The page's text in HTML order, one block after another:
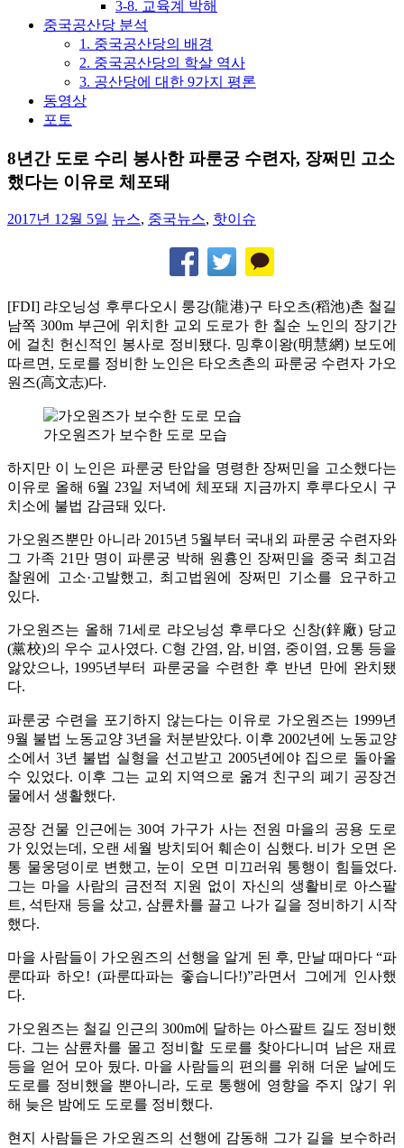
3-8. 교육계 박해
중국공산당 분석
1. 중국공산당의 배경
2. 중국공산당의 학살 역사
3. 공산당에 대한 9가지 평론
동영상
포토
8년간 도로 수리 봉사한 파룬궁 수련자, 장쩌민 고소
했다는 이유로 체포돼
2017년 12월 5일 뉴스, 중국뉴스, 핫이슈
[FDI] 랴오닝성 후루다오시 룽강(龍港)구 타오츠(稻池)촌 철길
남쪽 300m 부근에 위치한 교외 도로가 한 칠순 노인의 장기간
에 걸친 헌신적인 봉사로 정비됐다. 밍후이왕(明慧網) 보도에
따르면, 도로를 정비한 노인은 타오츠촌의 파룬궁 수련자 가오
원즈(高文志)다.
가오원즈가 보수한 도로 모습
하지만 이 노인은 파룬궁 탄압을 명령한 장쩌민을 고소했다는
이유로 올해 6월 23일 저녁에 체포돼 지금까지 후루다오시 구
치소에 불법 감금돼 있다.
가오원즈뿐만 아니라 2015년 5월부터 국내외 파룬궁 수련자와
그 가족 21만 명이 파룬궁 박해 원흉인 장쩌민을 중국 최고검
찰원에 고소·고발했고, 최고법원에 장쩌민 기소를 요구하고
있다.
가오원즈는 올해 71세로 랴오닝성 후루다오 신창(鋅廠) 당교
(黨校)의 우수 교사였다. C형 간염, 암, 비염, 중이염, 요통 등을
앓았으나, 1995년부터 파룬궁을 수련한 후 반년 만에 완치됐
다.
파룬궁 수련을 포기하지 않는다는 이유로 가오원즈는 1999년
9월 불법 노동교양 3년을 처분받았다. 이후 2002년에 노동교양
소에서 3년 불법 실형을 선고받고 2005년에야 집으로 돌아올
수 있었다. 이후 그는 교외 지역으로 옮겨 친구의 폐기 공장건
물에서 생활했다.
공장 건물 인근에는 30여 가구가 사는 전원 마을의 공용 도로
가 있었는데, 오랜 세월 방치되어 훼손이 심했다. 비가 오면 온
통 물웅덩이로 변했고, 눈이 오면 미끄러워 통행이 힘들었다.
그는 마을 사람의 금전적 지원 없이 자신의 생활비로 아스팔
트, 석탄재 등을 샀고, 삼륜차를 끌고 나가 길을 정비하기 시작
했다.
마을 사람들이 가오원즈의 선행을 알게 된 후, 만날 때마다 “파
룬따파 하오! (파룬따파는 좋습니다!)”라면서 그에게 인사했
다.
가오원즈는 철길 인근의 300m에 달하는 아스팔트 길도 정비했
다. 그는 삼륜차를 몰고 정비할 도로를 찾아다니며 남은 재료
등을 얻어 모아 뒀다. 마을 사람들의 편의를 위해 더운 날에도
도로를 정비했을 뿐아니라, 도로 통행에 영향을 주지 않기 위
해 늦은 밤에도 도로를 정비했다.
현지 사람들은 가오원즈의 선행에 감동해 그가 길을 보수하러